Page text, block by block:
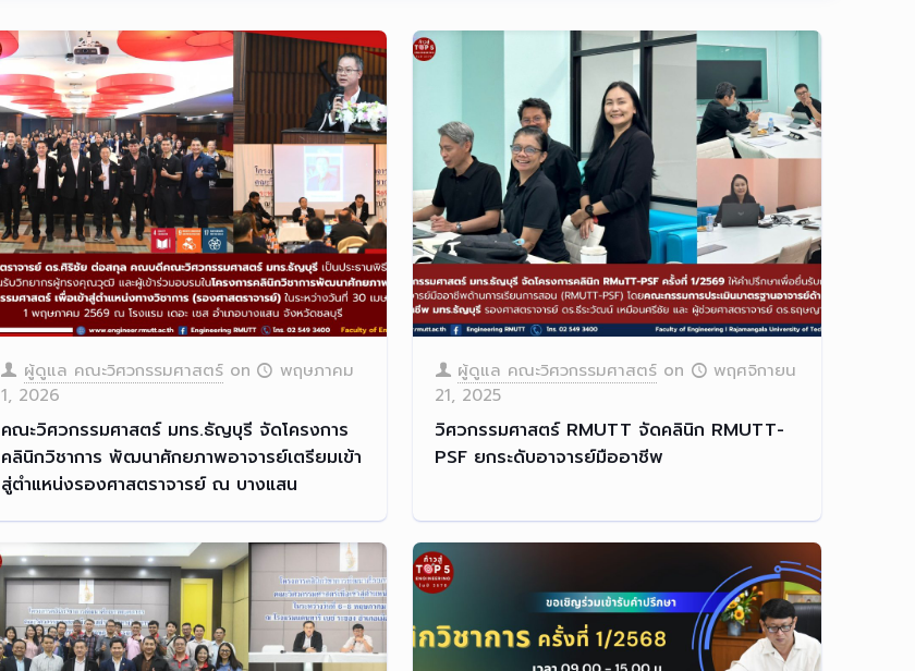
ผู้ดูแล คณะวิศวกรรมศาสตร์ on
พฤษภาคม
1, 2026
คณะวิศวกรรมศาสตร์ มทร.ธัญบุรี จัดโครงการ
คลินิกวิชาการ พัฒนาศักยภาพอาจารย์เตรียมเข้า
สู่ตำแหน่งรองศาสตราจารย์ ณ บางแสน
ผู้ดูแล คณะวิศวกรรมศาสตร์ on
พฤศจิกายน
21, 2025
วิศวกรรมศาสตร์ RMUTT จัดคลินิก RMUTT-
PSF ยกระดับอาจารย์มืออาชีพ